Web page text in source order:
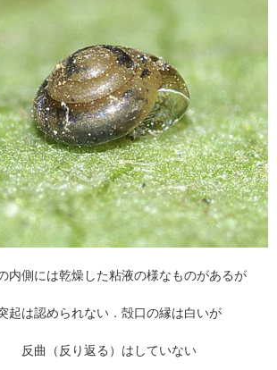
内側には乾燥した粘液の様なものがあるが
起は認められない．殻口の縁は白いが
反曲（反り返る）はしていない